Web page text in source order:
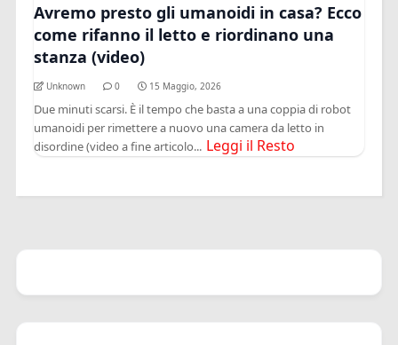
Avremo presto gli umanoidi in casa? Ecco
come rifanno il letto e riordinano una
stanza (video)
Unknown 0 15 Maggio, 2026
Due minuti scarsi. È il tempo che basta a una coppia di robot
umanoidi per rimettere a nuovo una camera da letto in
disordine (video a fine articolo... Leggi il Resto